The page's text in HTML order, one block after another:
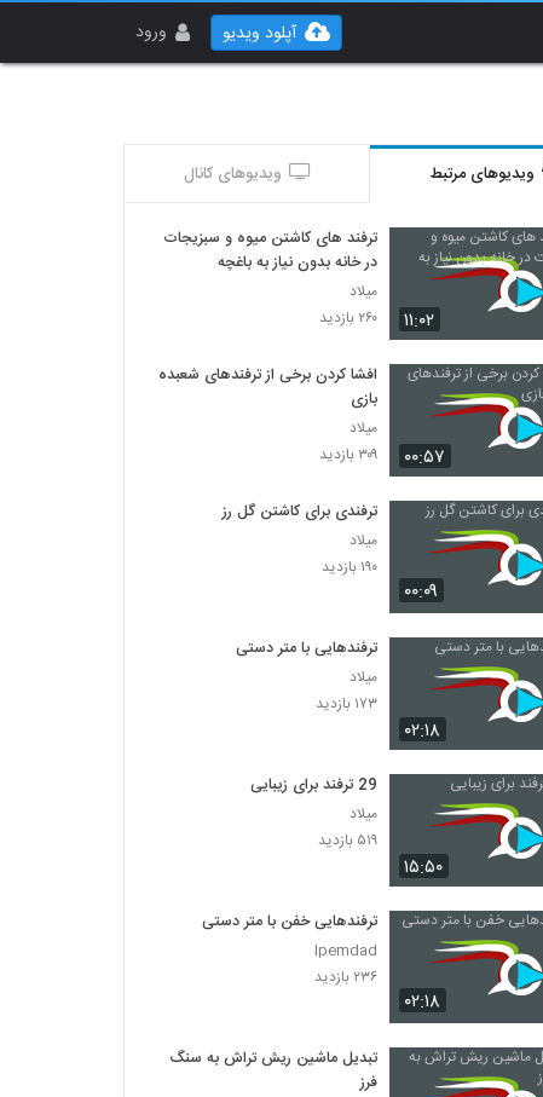
ورود آپلود ویدیو
ویدیوهای مرتبط ویدیوهای کانال
۱۱:۰۲
ترفند های کاشتن میوه و سبزیجات
در خانه بدون نیاز به باغچه
میلاد
۲۶۰ بازدید
۰۰:۵۷
افشا کردن برخی از ترفند‌های شعبده
بازی
میلاد
۳۰۹ بازدید
۰۰:۰۹
ترفندی برای کاشتن گل رز
میلاد
۱۹۰ بازدید
۰۲:۱۸
ترفندهایی با متر دستی
میلاد
۱۷۳ بازدید
۱۵:۵۰
29 ترفند برای زیبایی
میلاد
۵۱۹ بازدید
۰۲:۱۸
ترفندهایی خفن با متر دستی
Ipemdad
۲۳۶ بازدید
تبدیل ماشین ریش تراش به سنگ
فرز